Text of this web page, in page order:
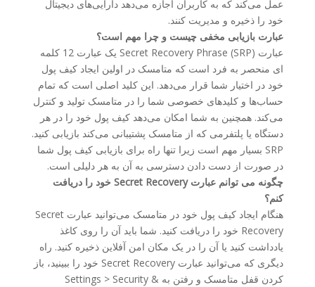
عمل می‌کند که به کاربران اجازه می‌دهد دارایی‌های دیجیتال
خود را ذخیره و مدیریت کنند.
عبارت بازیابی مخفی چیست و چرا مهم است؟
عبارت Secret Recovery Phrase (SRP) یک عبارت 12 کلمه
ای منحصر به فرد است که متامسک در اولین ایجاد کیف پول
خود در اختیار شما قرار می‌دهد. این کلید اصلی است که تمام
حساب‌ها و کلیدهای خصوصی شما را در متامسک تولید و کنترل
می‌کند. همچنین به شما امکان می‌دهد کیف پول خود را در هر
دستگاه یا پلتفرمی که از متامسک پشتیبانی می‌کند بازیابی کنید.
SRP بسیار مهم است زیرا تنها راه برای بازیابی کیف پول شما
در صورت از دست دادن دسترسی به آن به هر دلیلی است.
چگونه می توانم عبارت Secret Recovery خود را دریافت
کنم؟
هنگام ایجاد کیف پول خود در متامسک می‌توانید عبارت Secret
Recovery خود را دریافت کنید. شما باید آن را روی کاغذ
یادداشت کنید یا آن را در یک مکان امن آفلاین ذخیره کنید. راه
دیگری که می‌توانید عبارت Secret Recovery خود را ببینید، باز
کردن قفل متامسک و رفتن به Settings > Security &